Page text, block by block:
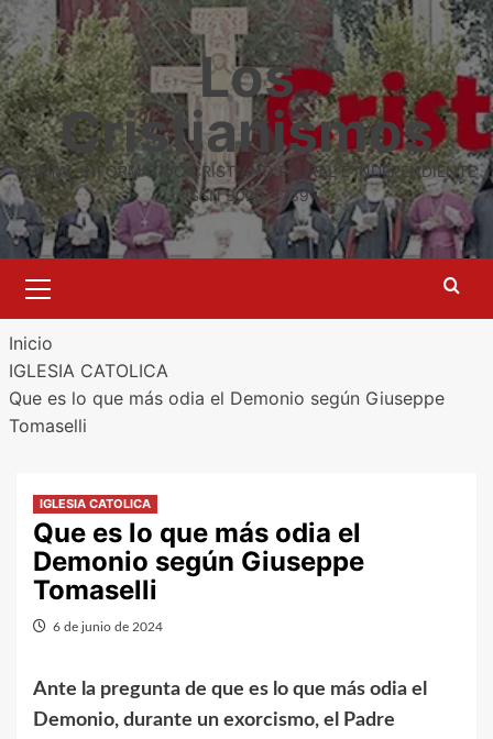
Saltar
al
contenido
Los
Cristianismos
PORTAL INFORMATIVO CRISTIANO PLURAL E INDEPENDIENTE
ISSN 3020-4739
primario
Inicio
IGLESIA CATOLICA
Que es lo que más odia el Demonio según Giuseppe
Tomaselli
IGLESIA CATOLICA
Que es lo que más odia el
Demonio según Giuseppe
Tomaselli
6 de junio de 2024
Ante la pregunta de que es lo que más odia el
Demonio, durante un exorcismo, el Padre